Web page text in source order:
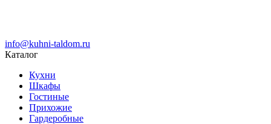
info@kuhni-taldom.ru
Каталог
Кухни
Шкафы
Гостиные
Прихожие
Гардеробные